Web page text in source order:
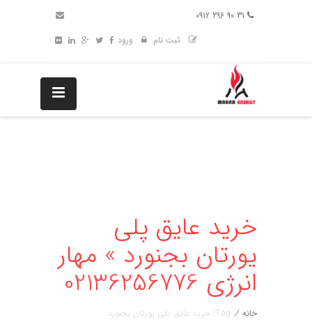
ثبت نام
ورود
خرید عایق پلی
یورتان بجنورد » مهار
انرژی 02136256776
خانه / Tag: خرید عایق پلی یورتان بجنورد